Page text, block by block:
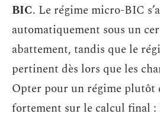
BIC. Le régime micro-BIC
automatiquement sous un
abattement, tandis que le
pertinent dès lors que les
Opter pour un régime plutôt
fortement sur le calcul final :